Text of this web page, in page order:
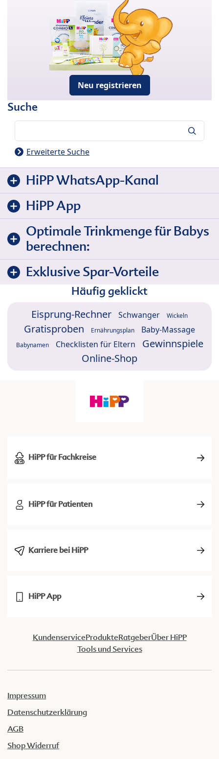
Neu registrieren
Suche
Erweiterte Suche
HiPP WhatsApp-Kanal
HiPP App
Optimale Trinkmenge für Babys
berechnen:
Exklusive Spar-Vorteile
Häufig geklickt
Eisprung-Rechner Schwanger Wickeln
Gratisproben Ernährungsplan Baby-Massage
Babynamen Checklisten für Eltern
Gewinnspiele
Online-Shop
HiPP für Fachkreise
HiPP für Patienten
Karriere bei HiPP
HiPP App
KundenserviceProdukteRatgeberÜber HiPP
Tools und Services
Impressum
Datenschutzerklärung
AGB
Shop Widerruf